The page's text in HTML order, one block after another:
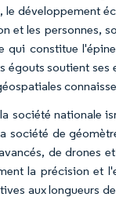
le développement
et les personnes,
qui constitue
égouts soutient
société nationale
société de
de drones
la précision et
aux longueurs